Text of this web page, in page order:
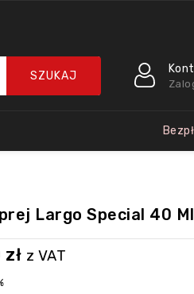
Largo Special 40 Ml
zł z VAT